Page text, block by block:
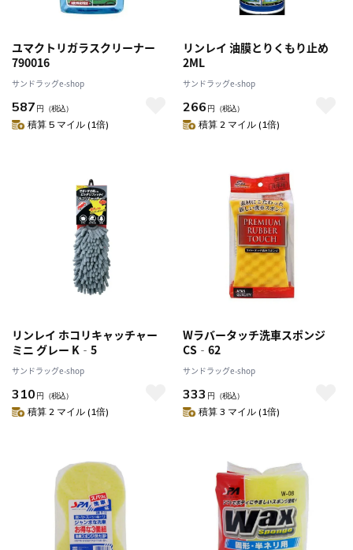
ユマクトリガラスクリーナー
790016
サンドラッグe-shop
587 円 （税込）
積算 5 マイル (1倍)
リンレイ 油膜とりくもり止め
2ML
サンドラッグe-shop
266 円 （税込）
積算 2 マイル (1倍)
リンレイ ホコリキャッチャー
ミニ グレー K‐5
サンドラッグe-shop
310 円 （税込）
積算 2 マイル (1倍)
Wラバータッチ洗車スポンジ
CS‐62
サンドラッグe-shop
333 円 （税込）
積算 3 マイル (1倍)